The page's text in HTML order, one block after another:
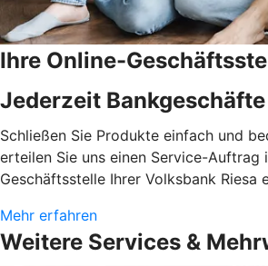
Ihre Online-
Jederzeit
Schließen Sie Produkte einfach und
erteilen Sie uns einen Service-Auftrag
Geschäftsstelle Ihrer Volksbank Riesa
Mehr erfahren
Weitere Services &